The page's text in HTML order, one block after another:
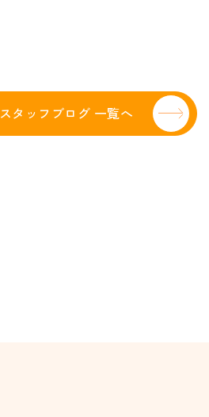
スタッフブログ 一覧へ